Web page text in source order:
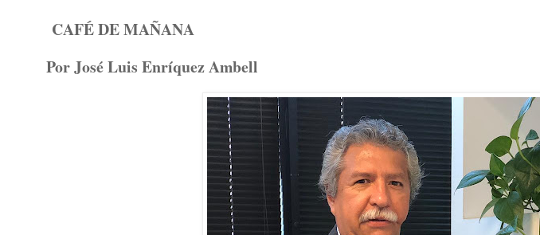
CAFÉ DE MAÑANA
Por José Luis Enríquez Ambell